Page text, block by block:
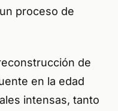
proceso de
de
en la edad
intensas, tanto